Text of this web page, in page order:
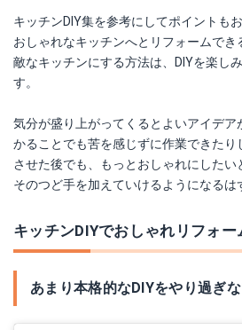
キッチンDIY集を参考にしてポイントも
おしゃれなキッチンへとリフォームで
敵なキッチンにする方法は、DIYを楽し
す。
気分が盛り上がってくるとよいアイデ
かることでも苦を感じずに作業できた
させた後でも、もっとおしゃれにしたい
そのつど手を加えていけるようになるは
キッチンDIYでおしゃれリフォー
あまり本格的なDIYをやり過ぎ